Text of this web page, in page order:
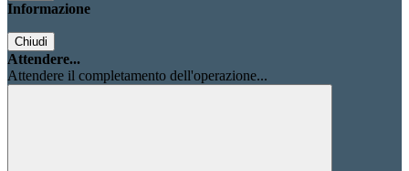
Informazione
Chiudi
Attendere...
Attendere il completamento dell'operazione...